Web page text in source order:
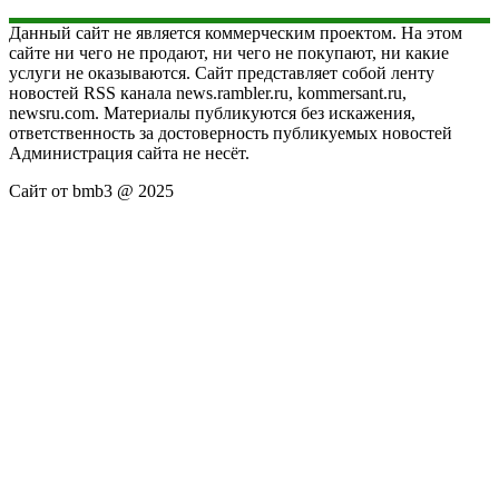
Данный сайт не является коммерческим проектом. На этом
сайте ни чего не продают, ни чего не покупают, ни какие
услуги не оказываются. Сайт представляет собой ленту
новостей RSS канала news.rambler.ru, kommersant.ru,
newsru.com. Материалы публикуются без искажения,
ответственность за достоверность публикуемых новостей
Администрация сайта не несёт.
Сайт от bmb3 @ 2025